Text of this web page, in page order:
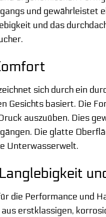
und gewährleistet
und das
sich durch ein
Gesichts basiert. Die
auszuüben. Dies
Die glatte
Unterwasserwelt.
die Performance und
erstklassigen,